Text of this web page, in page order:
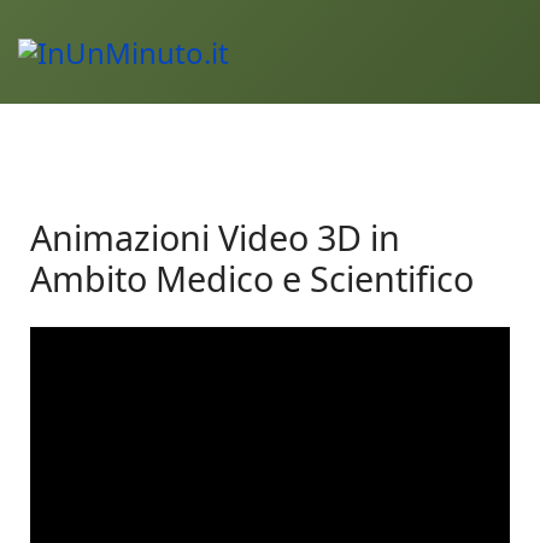
Animazioni Video 3D in
Ambito Medico e Scientifico